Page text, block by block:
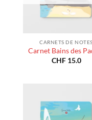
CARNETS DE NOTES
Carnet Bains des
CHF15.0